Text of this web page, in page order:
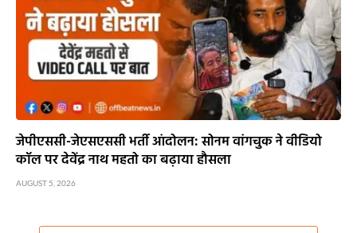
जेपीएससी-जेएसएससी भर्ती आंदोलन: सोनम वांगचुक ने वीडियो
कॉल पर देवेंद्र नाथ महतो का बढ़ाया हौसला
AUGUST 5, 2026